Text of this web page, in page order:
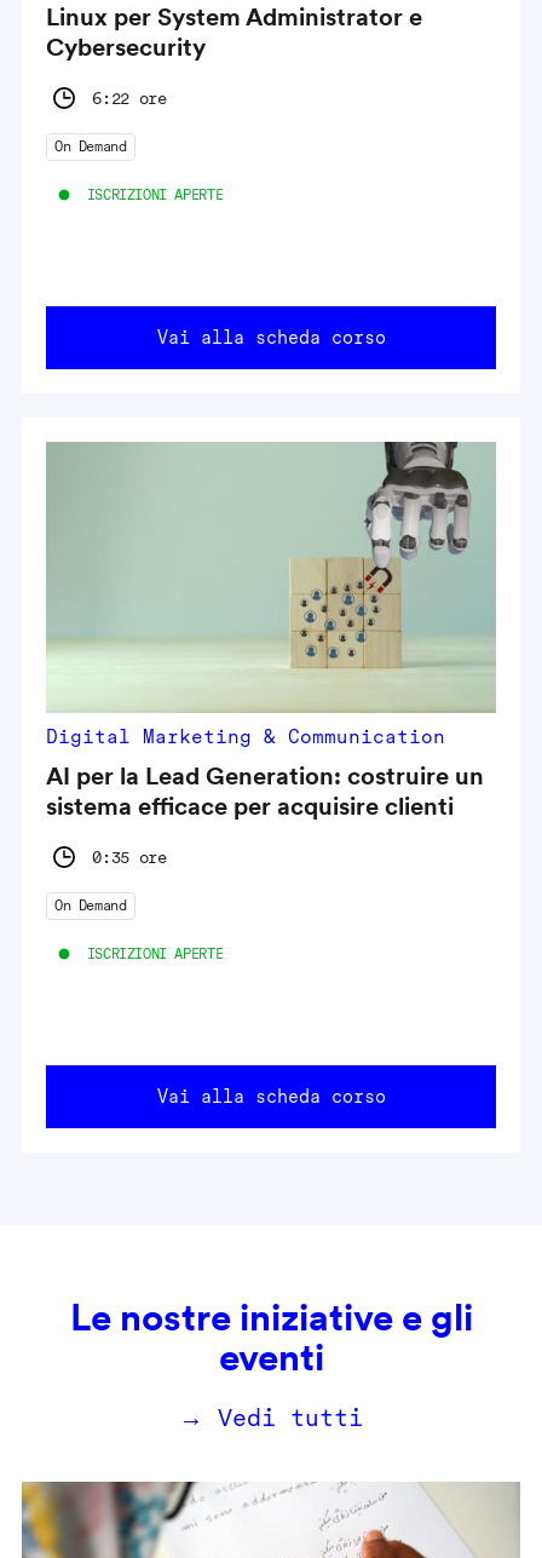
Linux per System Administrator e
Cybersecurity
6:22 ore
On Demand
ISCRIZIONI APERTE
Vai alla scheda corso
Digital Marketing & Communication
AI per la Lead Generation: costruire un
sistema efficace per acquisire clienti
0:35 ore
On Demand
ISCRIZIONI APERTE
Vai alla scheda corso
Le nostre iniziative e gli
eventi
→ Vedi tutti